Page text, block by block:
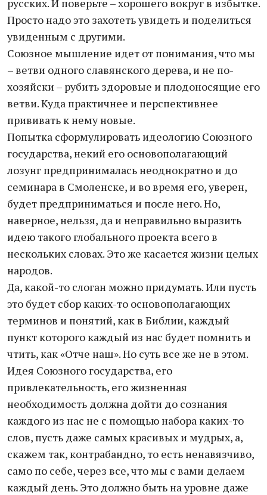
русских. И поверьте – хорошего вокруг в избытке.
Просто надо это захотеть увидеть и поделиться
увиденным с другими.
Союзное мышление идет от понимания, что мы
– ветви одного славянского дерева, и не по-
хозяйски – рубить здоровые и плодоносящие его
ветви. Куда практичнее и перспективнее
прививать к нему новые.
Попытка сформулировать идеологию Союзного
государства, некий его основополагающий
лозунг предпринималась неоднократно и до
семинара в Смоленске, и во время его, уверен,
будет предприниматься и после него. Но,
наверное, нельзя, да и неправильно выразить
идею такого глобального проекта всего в
нескольких словах. Это же касается жизни целых
народов.
Да, какой-то слоган можно придумать. Или пусть
это будет сбор каких-то основополагающих
терминов и понятий, как в Библии, каждый
пункт которого каждый из нас будет помнить и
чтить, как «Отче наш». Но суть все же не в этом.
Идея Союзного государства, его
привлекательность, его жизненная
необходимость должна дойти до сознания
каждого из нас не с помощью набора каких-то
слов, пусть даже самых красивых и мудрых, а,
скажем так, контрабандно, то есть ненавязчиво,
само по себе, через все, что мы с вами делаем
каждый день. Это должно быть на уровне даже